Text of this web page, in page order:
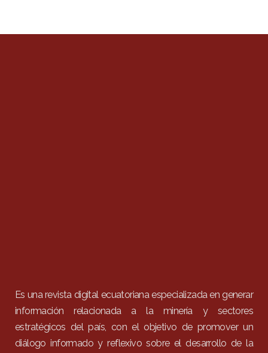
Es una revista digital ecuatoriana especializada en generar
información relacionada a la minería y sectores
estratégicos del país, con el objetivo de promover un
diálogo informado y reflexivo sobre el desarrollo de la